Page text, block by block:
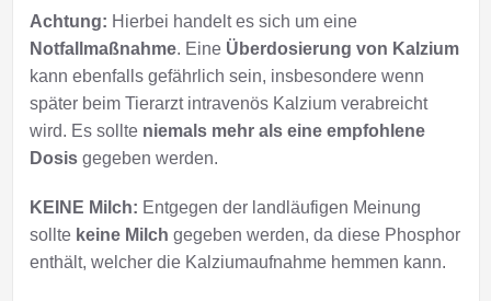
Achtung: Hierbei handelt es sich um eine
Notfallmaßnahme. Eine Überdosierung von Kalzium
kann ebenfalls gefährlich sein, insbesondere wenn
später beim Tierarzt intravenös Kalzium verabreicht
wird. Es sollte niemals mehr als eine empfohlene
Dosisgegeben werden.
KEINE Milch: Entgegen der landläufigen Meinung
sollte keine Milch gegeben werden, da diese Phosphor
enthält, welcher die Kalziumaufnahme hemmen kann.